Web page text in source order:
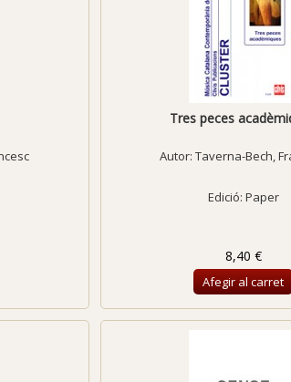
Tres peces
Autor: Taverna-Bech,
Edició: Paper
8,40 €
Afegir al carret